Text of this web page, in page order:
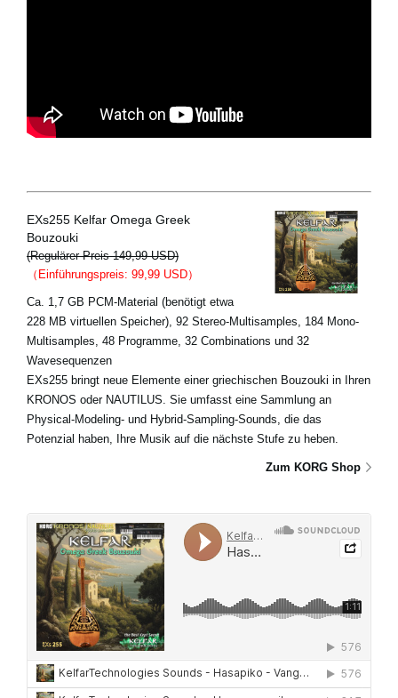
EXs255 Kelfar Omega Greek
Bouzouki
(Regulärer Preis 149,99 USD)
（Einführungspreis: 99,99 USD）
Ca. 1,7 GB PCM-Material (benötigt etwa
228 MB virtuellen Speicher), 92 Stereo-Multisamples, 184 Mono-
Multisamples, 48 Programme, 32 Combinations und 32
Wavesequenzen
EXs255 bringt neue Elemente einer griechischen Bouzouki in Ihren
KRONOS oder NAUTILUS. Sie umfasst eine Sammlung an
Physical-Modeling- und Hybrid-Sampling-Sounds, die das
Potenzial haben, Ihre Musik auf die nächste Stufe zu heben.
Zum KORG Shop